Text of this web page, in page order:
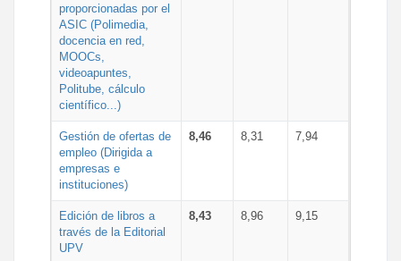
proporcionadas por el
ASIC (Polimedia,
docencia en red,
MOOCs,
videoapuntes,
Politube, cálculo
científico...)
Gestión de ofertas de
empleo (Dirigida a
empresas e
instituciones)
8,46 8,31 7,94
Edición de libros a
través de la Editorial
UPV
8,43 8,96 9,15